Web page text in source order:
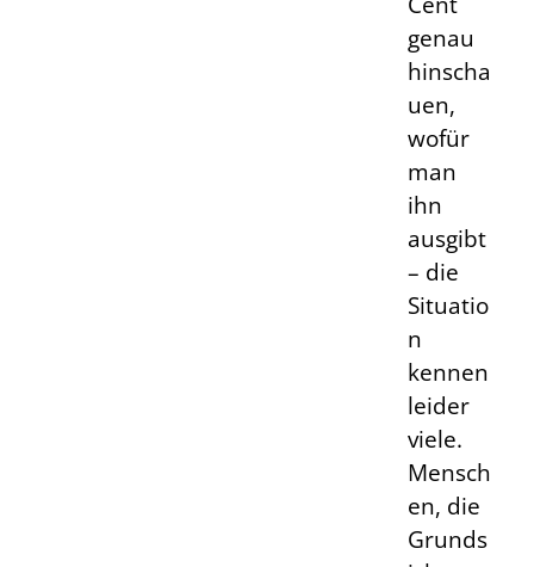
genau
hinscha
uen,
wofür
man
ihn
ausgibt
– die
Situatio
n
kennen
leider
viele.
Mensch
en, die
Grunds